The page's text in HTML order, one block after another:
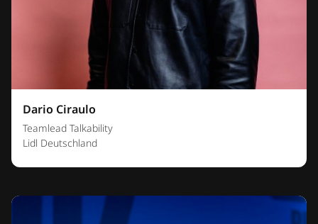
Dario Ciraulo
Teamlead Talkability
Lidl Deutschland